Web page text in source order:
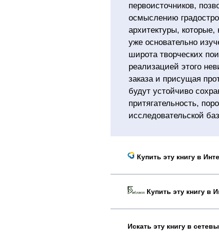
первоисточников,
осмыслению
архитектуры,
уже основательно
широта творческих
реализацией этого
заказа и присущая
будут устойчиво
притягательность,
исследовательской
Купить эту книгу в
Купить эту книгу в
Искать эту книгу в